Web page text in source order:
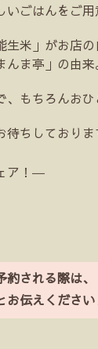
ごはんをご用
生米」がお店
ま亭」の由来
もちろんおひ
ちしておりま
ア！―
約される際は
お伝えくださ